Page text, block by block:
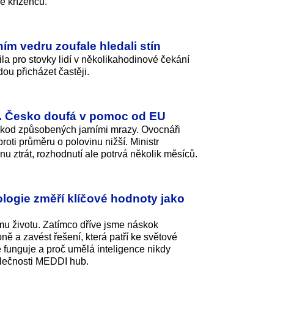
vedru zoufale hledali stín
pro stovky lidí v několikahodinové čekání
přicházet častěji.
doufá v pomoc od EU
způsobených jarními mrazy. Ovocnáři
průměru o polovinu nižší. Ministr
ztrát, rozhodnutí ale potrvá několik měsíců.
změří klíčové hodnoty jako
životu. Zatímco dříve jsme náskok
a zavést řešení, která patří ke světové
a proč umělá inteligence nikdy
MEDDI hub.